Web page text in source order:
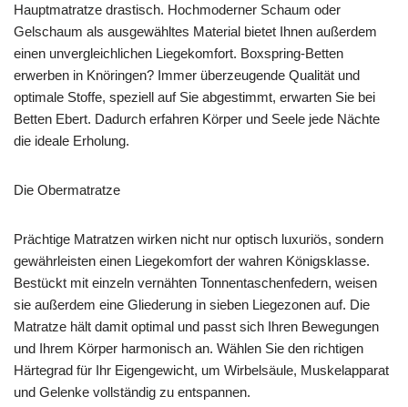
Hauptmatratze drastisch. Hochmoderner Schaum oder
Gelschaum als ausgewähltes Material bietet Ihnen außerdem
einen unvergleichlichen Liegekomfort. Boxspring-Betten
erwerben in Knöringen? Immer überzeugende Qualität und
optimale Stoffe, speziell auf Sie abgestimmt, erwarten Sie bei
Betten Ebert. Dadurch erfahren Körper und Seele jede Nächte
die ideale Erholung.
Die Obermatratze
Prächtige Matratzen wirken nicht nur optisch luxuriös, sondern
gewährleisten einen Liegekomfort der wahren Königsklasse.
Bestückt mit einzeln vernähten Tonnentaschenfedern, weisen
sie außerdem eine Gliederung in sieben Liegezonen auf. Die
Matratze hält damit optimal und passt sich Ihren Bewegungen
und Ihrem Körper harmonisch an. Wählen Sie den richtigen
Härtegrad für Ihr Eigengewicht, um Wirbelsäule, Muskelapparat
und Gelenke vollständig zu entspannen.